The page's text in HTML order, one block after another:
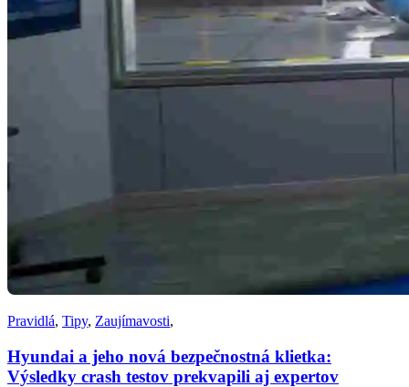
Pravidlá, Tipy, Zaujímavosti,
Hyundai a jeho nová bezpečnostná klietka:
Výsledky crash testov prekvapili aj expertov